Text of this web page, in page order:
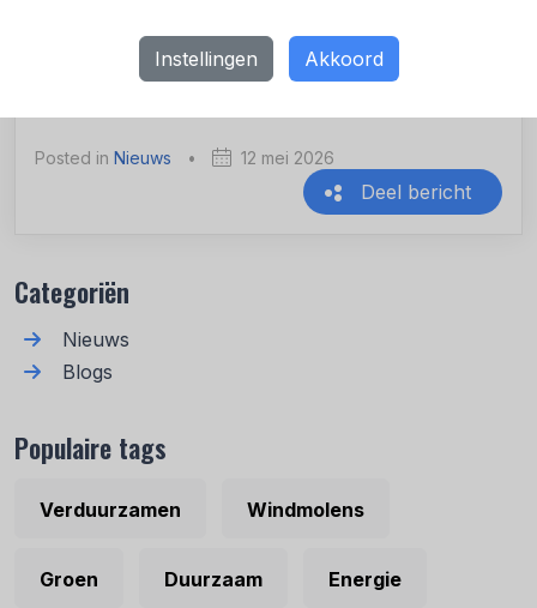
Instellingen Akkoord
Posted in Nieuws • 12 mei 2026
Deel bericht
Categoriën
Nieuws
Blogs
Populaire tags
Verduurzamen Windmolens
Groen Duurzaam Energie